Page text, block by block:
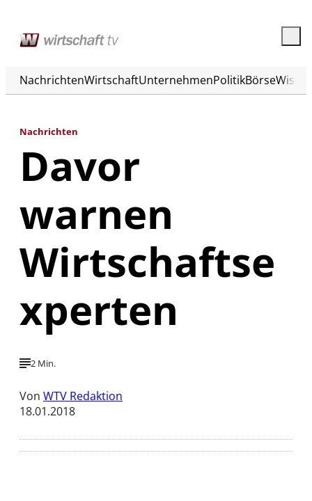
NachrichtenWirtschaftUnternehmenPolitikBörse
Nachrichten
Davor
warnen
Wirtschaftse
xperten
2 Min.
Von WTV Redaktion
18.01.2018